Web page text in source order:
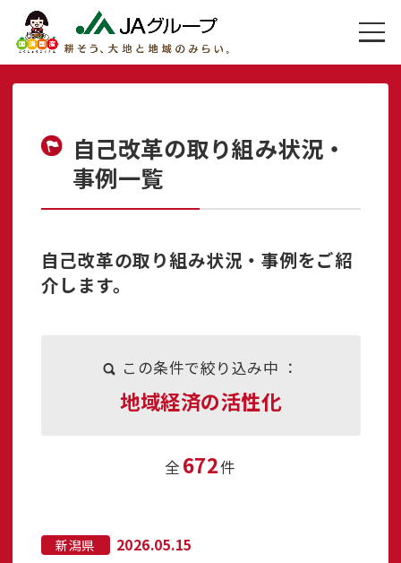
自己改革の取り組み状況・
事例一覧
自己改革の取り組み状況・事例をご紹
介します。
この条件で絞り込み中 ：
地域経済の活性化
全 672件
新潟県 2026.05.15